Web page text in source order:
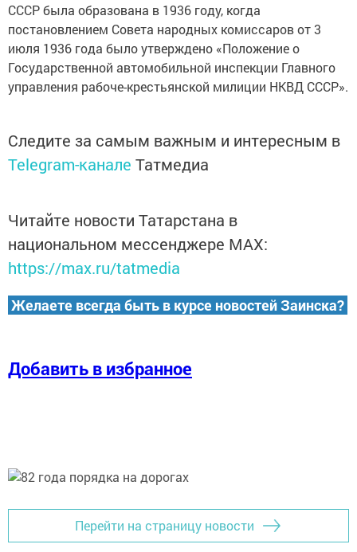
СССР была образована в 1936 году, когда
постановлением Совета народных кoмиccapoв от 3
июля 1936 года было утверждено «Положение o
Государственной автомобильной инспекции Главного
управления рабоче-крестьянской милиции НКВД CCCP».
Следите за самым важным и интересным в
Telegram-канале Татмедиа
Читайте новости Татарстана в
национальном мессенджере MАХ:
https://max.ru/tatmedia
Желаете всегда быть в курсе новостей Заинска?
Добавить в избранное
Перейти на страницу новости